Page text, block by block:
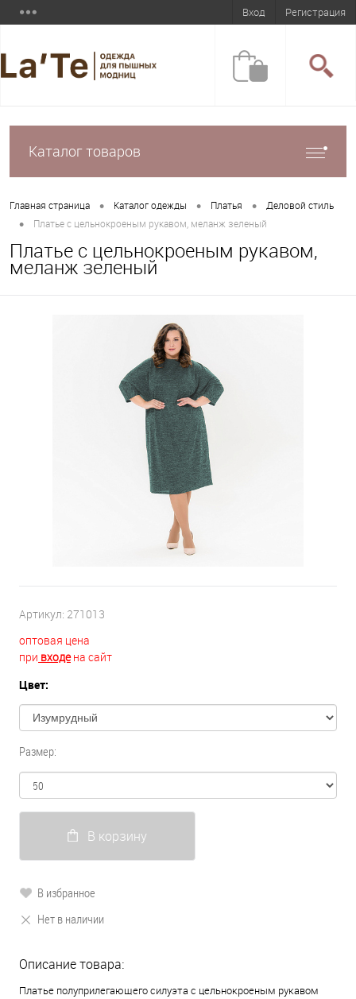
Вход Регистрация
Каталог товаров
Главная страница • Каталог одежды • Платья • Деловой стиль
• Платье с цельнокроеным рукавом, меланж зеленый
Платье с цельнокроеным рукавом,
меланж зеленый
Артикул: 271013
оптовая цена
при входена сайт
Цвет:
Размер:
В корзину
В избранное
Нет в наличии
Описание товара:
Платье полуприлегающего силуэта с цельнокроеным рукавом